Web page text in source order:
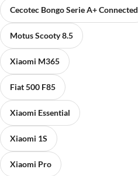
Cecotec Bongo Serie A+ Connected
Motus Scooty 8.5
Xiaomi M365
Fiat 500 F85
Xiaomi Essential
Xiaomi 1S
Xiaomi Pro